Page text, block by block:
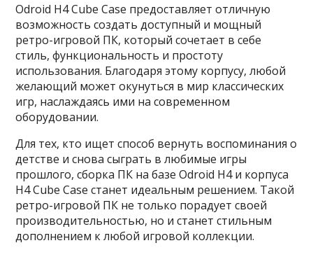
Odroid H4 Cube Case предоставляет отличную
возможность создать доступный и мощный
ретро-игровой ПК, который сочетает в себе
стиль, функциональность и простоту
использования. Благодаря этому корпусу, любой
желающий может окунуться в мир классических
игр, наслаждаясь ими на современном
оборудовании.
Для тех, кто ищет способ вернуть воспоминания о
детстве и снова сыграть в любимые игры
прошлого, сборка ПК на базе Odroid H4 и корпуса
H4 Cube Case станет идеальным решением. Такой
ретро-игровой ПК не только порадует своей
производительностью, но и станет стильным
дополнением к любой игровой коллекции.